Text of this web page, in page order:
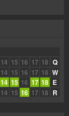
14 15 16 17 18 Q
14 15 16 17 18 W
14 15 16 17 18 E
14 15 16 17 18 R